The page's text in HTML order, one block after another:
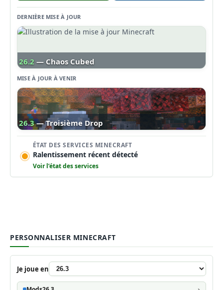
DERNIÈRE MISE À JOUR
26.2 — Chaos Cubed
MISE À JOUR À VENIR
26.3 — Troisième Drop
ÉTAT DES SERVICES MINECRAFT
Ralentissement récent détecté
Voir l’état des services
PERSONNALISER MINECRAFT
Je joue en